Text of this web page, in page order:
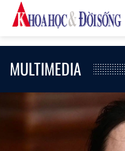
MULTIMEDIA